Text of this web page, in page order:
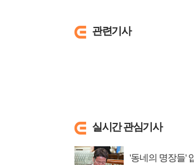
관련기사
실시간 관심기사
'동네의 명장들'